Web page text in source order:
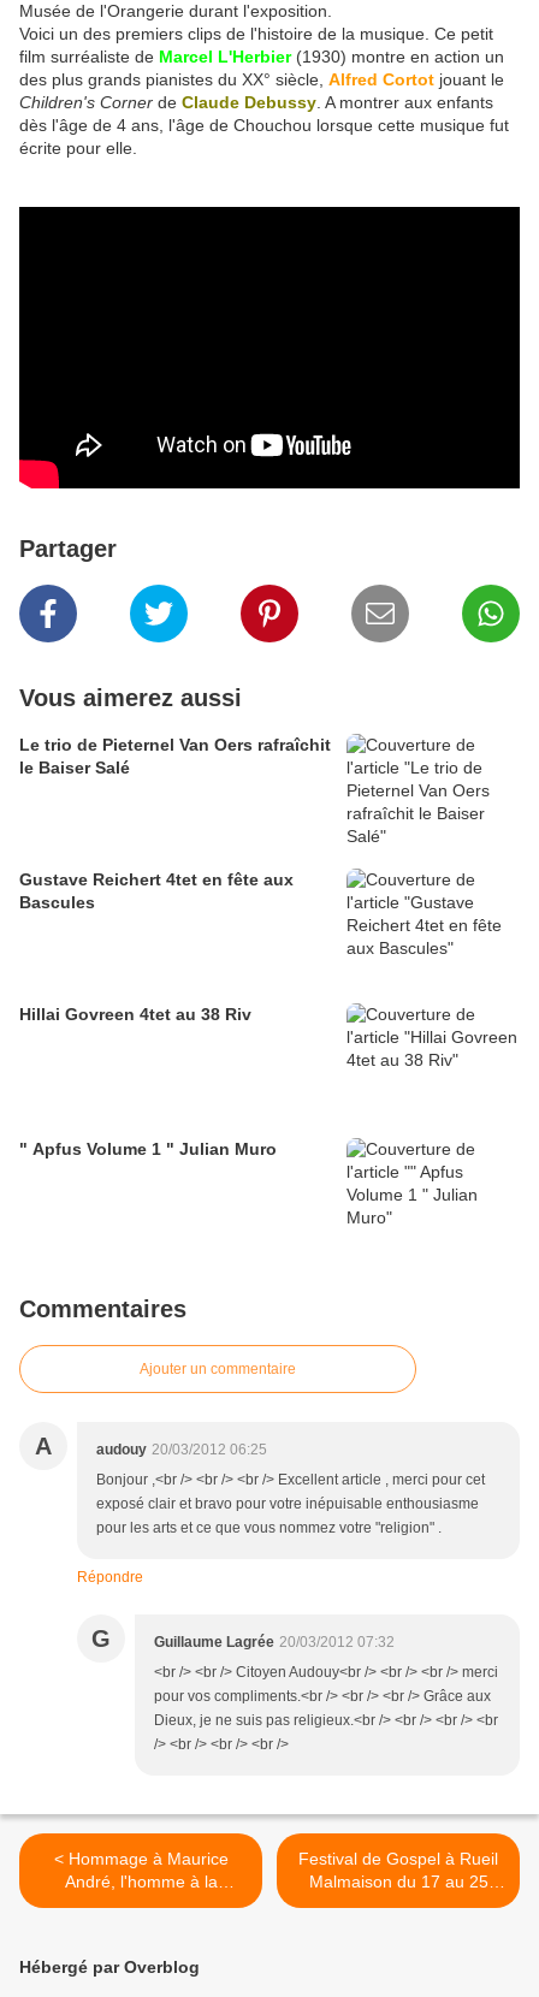
Musée de l'Orangerie durant l'exposition.
Voici un des premiers clips de l'histoire de la musique. Ce petit
film surréaliste de Marcel L'Herbier(1930) montre en action un
des plus grands pianistes du XX° siècle, Alfred Cortot jouant le
Children's Corner de Claude Debussy . A montrer aux enfants
dès l'âge de 4 ans, l'âge de Chouchou lorsque cette musique fut
écrite pour elle.
Partager
Vous aimerez aussi
Le trio de Pieternel Van Oers rafraîchit
le Baiser Salé
Gustave Reichert 4tet en fête aux
Bascules
Hillai Govreen 4tet au 38 Riv
" Apfus Volume 1 " Julian Muro
Commentaires
Ajouter un commentaire
A audouy 20/03/2012 06:25
Bonjour ,<br /> <br /> <br /> Excellent article , merci pour cet
exposé clair et bravo pour votre inépuisable enthousiasme
pour les arts et ce que vous nommez votre "religion" .
Répondre
G Guillaume Lagrée 20/03/2012 07:32
<br /> <br /> Citoyen Audouy<br /> <br /> <br /> merci
pour vos compliments.<br /> <br /> <br /> Grâce aux
Dieux, je ne suis pas religieux.<br /> <br /> <br /> <br
/> <br /> <br /> <br />
< Hommage à Maurice
André, l'homme à la
trompette d'or
Festival de Gospel à Rueil
Malmaison du 17 au 25
mars >
Hébergé par Overblog